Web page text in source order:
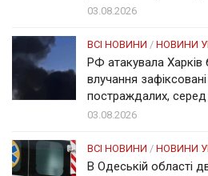
03.08.2026
ВСІ НОВИНИ / НОВИНИ
РФ атакувала Харків
влучання
постраждалих,
03.08.2026
ВСІ НОВИНИ / НОВИНИ
В Одеській області